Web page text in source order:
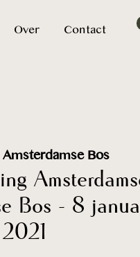
Over Contact
Amsterdamse Bos
Bos - 8
2021